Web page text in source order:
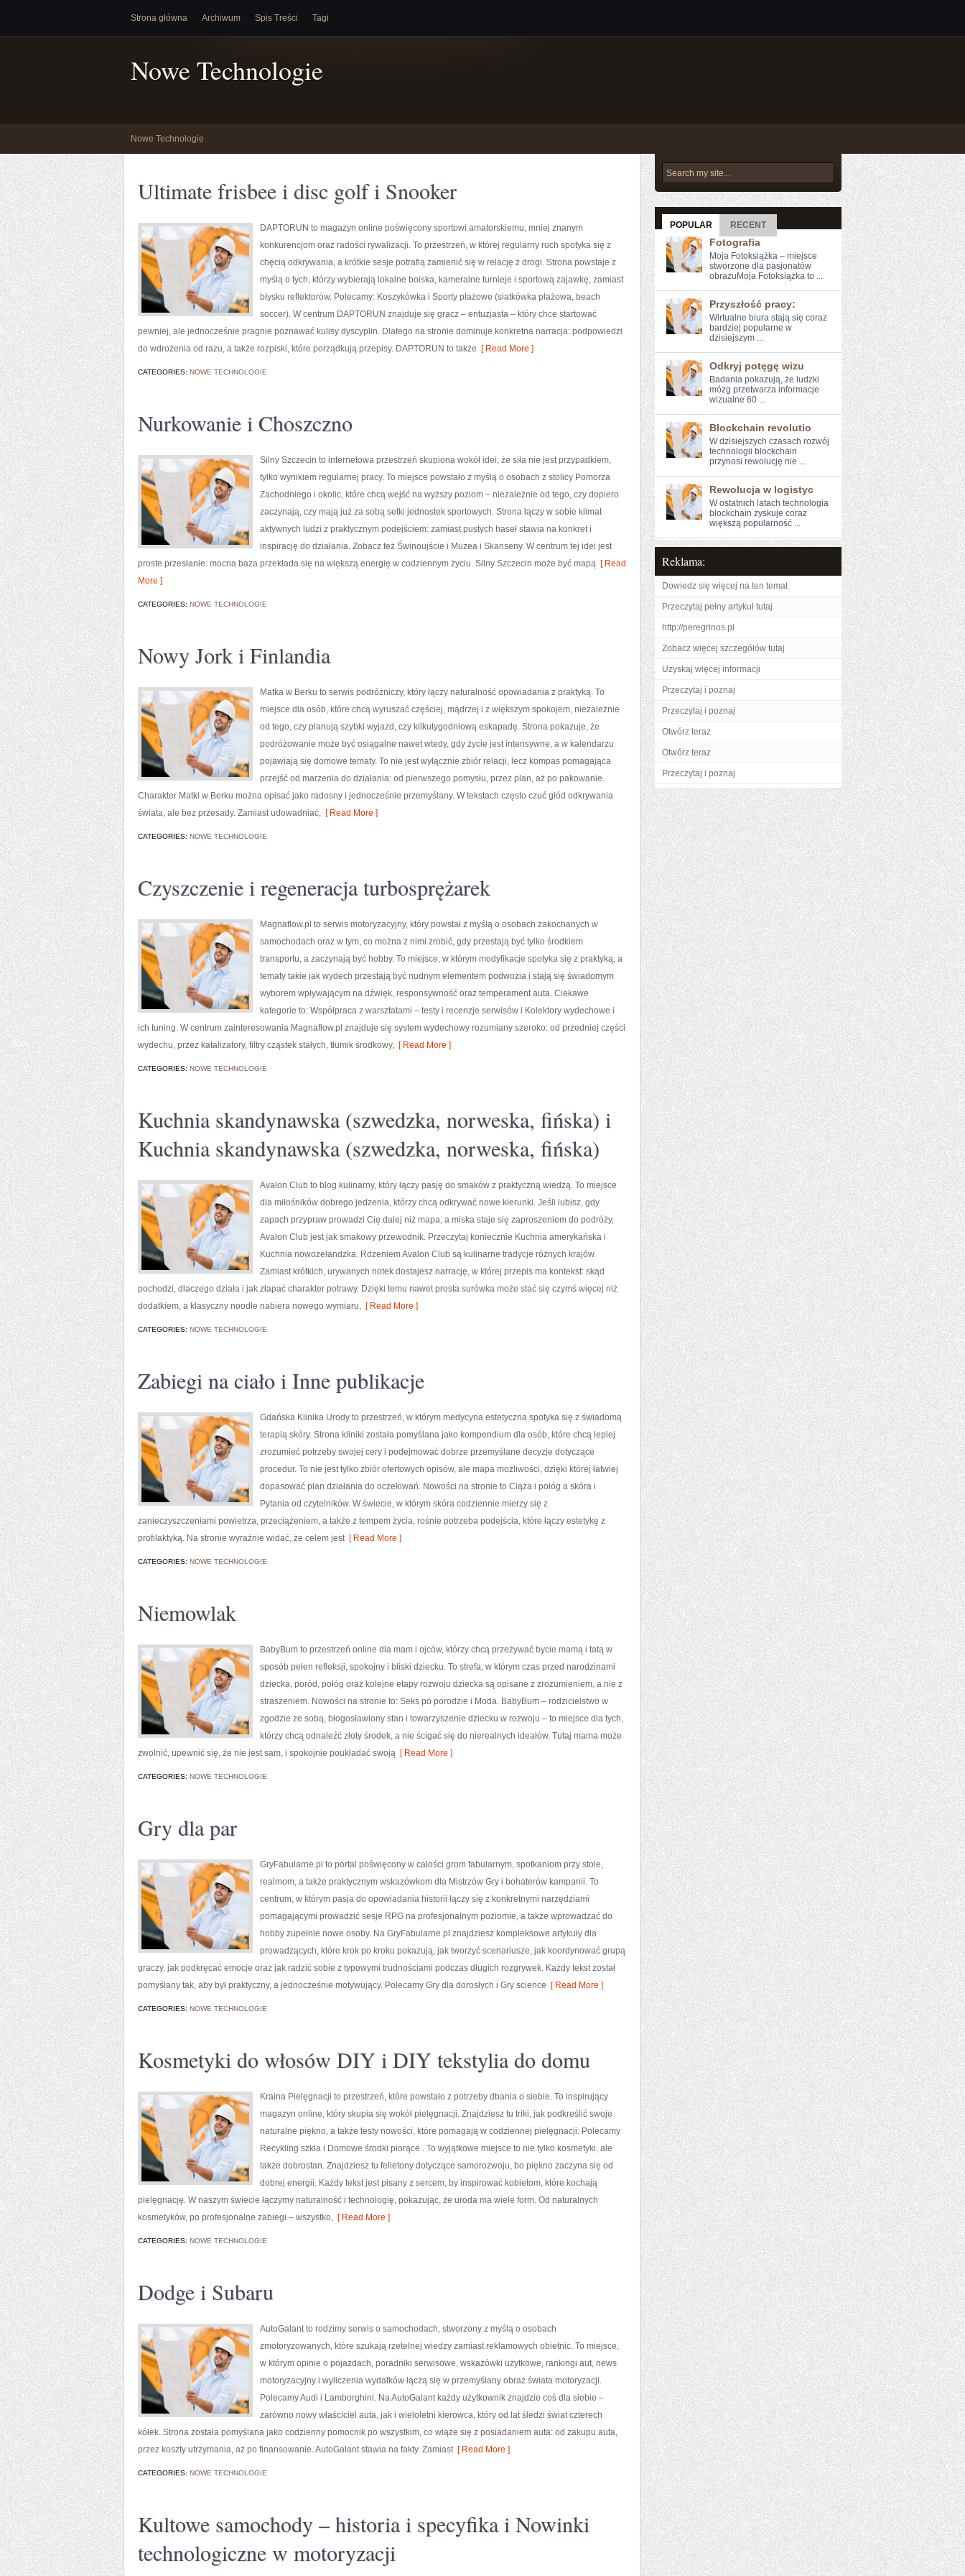
Strona główna Archiwum Spis Treści Tagi
Nowe Technologie
Nowe Technologie
Ultimate frisbee i disc golf i Snooker
DAPTORUN to magazyn online poświęcony sportowi amatorskiemu, mniej znanym
konkurencjom oraz radości rywalizacji. To przestrzeń, w której regularny ruch spotyka się z
chęcią odkrywania, a krótkie sesje potrafią zamienić się w relację z drogi. Strona powstaje z
myślą o tych, którzy wybierają lokalne boiska, kameralne turnieje i sportową zajawkę, zamiast
błysku reflektorów. Polecamy: Koszykówka i Sporty plażowe (siatkówka plażowa, beach
soccer). W centrum DAPTORUN znajduje się gracz – entuzjasta – który chce startować
pewniej, ale jednocześnie pragnie poznawać kulisy dyscyplin. Dlatego na stronie dominuje konkretna narracja: podpowiedzi
do wdrożenia od razu, a także rozpiski, które porządkują przepisy. DAPTORUN to także [ Read More ]
CATEGORIES: NOWE TECHNOLOGIE
Nurkowanie i Choszczno
Silny Szczecin to internetowa przestrzeń skupiona wokół idei, że siła nie jest przypadkiem,
tylko wynikiem regularnej pracy. To miejsce powstało z myślą o osobach z stolicy Pomorza
Zachodniego i okolic, które chcą wejść na wyższy poziom – niezależnie od tego, czy dopiero
zaczynają, czy mają już za sobą setki jednostek sportowych. Strona łączy w sobie klimat
aktywnych ludzi z praktycznym podejściem: zamiast pustych haseł stawia na konkret i
inspirację do działania. Zobacz też Świnoujście i Muzea i Skanseny. W centrum tej idei jest
proste przesłanie: mocna baza przekłada się na większą energię w codziennym życiu. Silny Szczecin może być mapą [ Read
More ]
CATEGORIES: NOWE TECHNOLOGIE
Nowy Jork i Finlandia
Matka w Berku to serwis podróżniczy, który łączy naturalność opowiadania z praktyką. To
miejsce dla osób, które chcą wyruszać częściej, mądrzej i z większym spokojem, niezależnie
od tego, czy planują szybki wyjazd, czy kilkutygodniową eskapadę. Strona pokazuje, że
podróżowanie może być osiągalne nawet wtedy, gdy życie jest intensywne, a w kalendarzu
pojawiają się domowe tematy. To nie jest wyłącznie zbiór relacji, lecz kompas pomagająca
przejść od marzenia do działania: od pierwszego pomysłu, przez plan, aż po pakowanie.
Charakter Matki w Berku można opisać jako radosny i jednocześnie przemyślany. W tekstach często czuć głód odkrywania
świata, ale bez przesady. Zamiast udowadniać, [ Read More ]
CATEGORIES: NOWE TECHNOLOGIE
Czyszczenie i regeneracja turbosprężarek
Magnaflow.pl to serwis motoryzacyjny, który powstał z myślą o osobach zakochanych w
samochodach oraz w tym, co można z nimi zrobić, gdy przestają być tylko środkiem
transportu, a zaczynają być hobby. To miejsce, w którym modyfikacje spotyka się z praktyką, a
tematy takie jak wydech przestają być nudnym elementem podwozia i stają się świadomym
wyborem wpływającym na dźwięk, responsywność oraz temperament auta. Ciekawe
kategorie to: Współpraca z warsztatami – testy i recenzje serwisów i Kolektory wydechowe i
ich tuning. W centrum zainteresowania Magnaflow.pl znajduje się system wydechowy rozumiany szeroko: od przedniej części
wydechu, przez katalizatory, filtry cząstek stałych, tłumik środkowy, [ Read More ]
CATEGORIES: NOWE TECHNOLOGIE
Kuchnia skandynawska (szwedzka, norweska, fińska) i
Kuchnia skandynawska (szwedzka, norweska, fińska)
Avalon Club to blog kulinarny, który łączy pasję do smaków z praktyczną wiedzą. To miejsce
dla miłośników dobrego jedzenia, którzy chcą odkrywać nowe kierunki. Jeśli lubisz, gdy
zapach przypraw prowadzi Cię dalej niż mapa, a miska staje się zaproszeniem do podróży,
Avalon Club jest jak smakowy przewodnik. Przeczytaj koniecznie Kuchnia amerykańska i
Kuchnia nowozelandzka. Rdzeniem Avalon Club są kulinarne tradycje różnych krajów.
Zamiast krótkich, urywanych notek dostajesz narrację, w której przepis ma kontekst: skąd
pochodzi, dlaczego działa i jak złapać charakter potrawy. Dzięki temu nawet prosta surówka może stać się czymś więcej niż
dodatkiem, a klasyczny noodle nabiera nowego wymiaru, [ Read More ]
CATEGORIES: NOWE TECHNOLOGIE
Zabiegi na ciało i Inne publikacje
Gdańska Klinika Urody to przestrzeń, w którym medycyna estetyczna spotyka się z świadomą
terapią skóry. Strona kliniki została pomyślana jako kompendium dla osób, które chcą lepiej
zrozumieć potrzeby swojej cery i podejmować dobrze przemyślane decyzje dotyczące
procedur. To nie jest tylko zbiór ofertowych opisów, ale mapa możliwości, dzięki której łatwiej
dopasować plan działania do oczekiwań. Nowości na stronie to Ciąża i połóg a skóra i
Pytania od czytelników. W świecie, w którym skóra codziennie mierzy się z
zanieczyszczeniami powietrza, przeciążeniem, a także z tempem życia, rośnie potrzeba podejścia, które łączy estetykę z
profilaktyką. Na stronie wyraźnie widać, że celem jest[ Read More ]
CATEGORIES: NOWE TECHNOLOGIE
Niemowlak
BabyBum to przestrzeń online dla mam i ojców, którzy chcą przeżywać bycie mamą i tatą w
sposób pełen refleksji, spokojny i bliski dziecku. To strefa, w którym czas przed narodzinami
dziecka, poród, połóg oraz kolejne etapy rozwoju dziecka są opisane z zrozumieniem, a nie z
straszeniem. Nowości na stronie to: Seks po porodzie i Moda. BabyBum – rodzicielstwo w
zgodzie ze sobą, błogosławiony stan i towarzyszenie dziecku w rozwoju – to miejsce dla tych,
którzy chcą odnaleźć złoty środek, a nie ścigać się do nierealnych ideałów. Tutaj mama może
zwolnić, upewnić się, że nie jest sam, i spokojnie poukładać swoją [ Read More ]
CATEGORIES: NOWE TECHNOLOGIE
Gry dla par
GryFabularne.pl to portal poświęcony w całości grom fabularnym, spotkaniom przy stole,
realmom, a także praktycznym wskazówkom dla Mistrzów Gry i bohaterów kampanii. To
centrum, w którym pasja do opowiadania historii łączy się z konkretnymi narzędziami
pomagającymi prowadzić sesje RPG na profesjonalnym poziomie, a także wprowadzać do
hobby zupełnie nowe osoby. Na GryFabularne.pl znajdziesz kompleksowe artykuły dla
prowadzących, które krok po kroku pokazują, jak tworzyć scenariusze, jak koordynować grupą
graczy, jak podkręcać emocje oraz jak radzić sobie z typowymi trudnościami podczas długich rozgrywek. Każdy tekst został
pomyślany tak, aby był praktyczny, a jednocześnie motywujący. Polecamy Gry dla dorosłych i Gry science [ Read More ]
CATEGORIES: NOWE TECHNOLOGIE
Kosmetyki do włosów DIY i DIY tekstylia do domu
Kraina Pielęgnacji to przestrzeń, które powstało z potrzeby dbania o siebie. To inspirujący
magazyn online, który skupia się wokół pielęgnacji. Znajdziesz tu triki, jak podkreślić swoje
naturalne piękno, a także testy nowości, które pomagają w codziennej pielęgnacji. Polecamy
Recykling szkła i Domowe środki piorące . To wyjątkowe miejsce to nie tylko kosmetyki, ale
także dobrostan. Znajdziesz tu felietony dotyczące samorozwoju, bo piękno zaczyna się od
dobrej energii. Każdy tekst jest pisany z sercem, by inspirować kobietom, które kochają
pielęgnację. W naszym świecie łączymy naturalność i technologię, pokazując, że uroda ma wiele form. Od naturalnych
kosmetyków, po profesjonalne zabiegi – wszystko, [ Read More ]
CATEGORIES: NOWE TECHNOLOGIE
Dodge i Subaru
AutoGalant to rodzimy serwis o samochodach, stworzony z myślą o osobach
zmotoryzowanych, które szukają rzetelnej wiedzy zamiast reklamowych obietnic. To miejsce,
w którym opinie o pojazdach, poradniki serwisowe, wskazówki użytkowe, rankingi aut, news
motoryzacyjny i wyliczenia wydatków łączą się w przemyślany obraz świata motoryzacji.
Polecamy Audi i Lamborghini. Na AutoGalant każdy użytkownik znajdzie coś dla siebie –
zarówno nowy właściciel auta, jak i wieloletni kierowca, który od lat śledzi świat czterech
kółek. Strona została pomyślana jako codzienny pomocnik po wszystkim, co wiąże się z posiadaniem auta: od zakupu auta,
przez koszty utrzymania, aż po finansowanie. AutoGalant stawia na fakty. Zamiast[ Read More ]
CATEGORIES: NOWE TECHNOLOGIE
Kultowe samochody – historia i specyfika i Nowinki
technologiczne w motoryzacji
POPULAR RECENT
Fotografia
Moja Fotoksiążka – miejsce
stworzone dla pasjonatów
obrazuMoja Fotoksiążka to ...
Przyszłość pracy:
Wirtualne biura‍ stają się ​coraz
bardziej ​popularne w
dzisiejszym ...
Odkryj potęgę wizu
Badania⁣ pokazują, że ludzki
mózg przetwarza ‌informacje
wizualne 60 ...
Blockchain revolutio
W dzisiejszych czasach rozwój
technologii blockchain
przynosi rewolucję⁣ nie ...
Rewolucja w logistyc
W⁣ ostatnich latach technologia
blockchain zyskuje coraz
większą popularność ...
Reklama:
Dowiedz się więcej na ten temat
Przeczytaj pełny artykuł tutaj
http://peregrinos.pl
Zobacz więcej szczegółów tutaj
Uzyskaj więcej informacji
Przeczytaj i poznaj
Przeczytaj i poznaj
Otwórz teraz
Otwórz teraz
Przeczytaj i poznaj